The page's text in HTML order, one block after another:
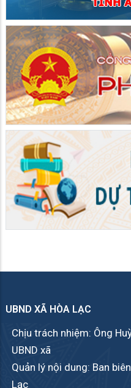
UBND XÃ HÒA LẠC
Chịu trách nhiệm: Ông
UBND xã
Quản lý nội dung: Ban
Lạc